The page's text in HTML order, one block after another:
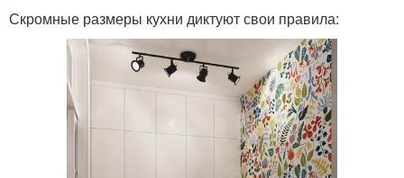
Скромные размеры кухни диктуют свои правила: